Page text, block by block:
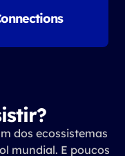
dos ecossistemas
mundial. E poucos